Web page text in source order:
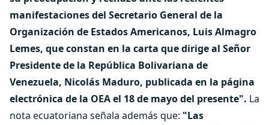
manifestaciones del Secretario General de la
Organización de Estados Americanos, Luis Almagro
Lemes, que constan en la carta que dirige al Señor
Presidente de la República Bolivariana de
Venezuela, Nicolás Maduro, publicada en la página
electrónica de la OEA el 18 de mayo del presente". La
nota ecuatoriana señala además que: "Las